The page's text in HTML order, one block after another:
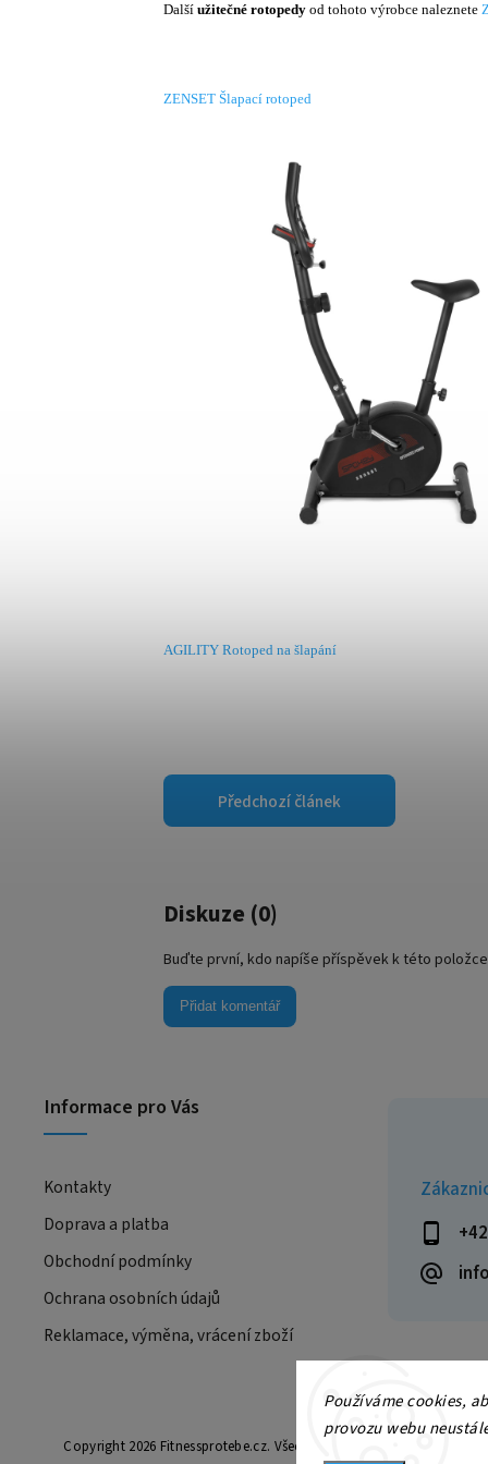
Používáme cookies,
provozu webu
Další užitečné rotopedy od tohoto výrobce naleznete
ZENSET Šlapací rotoped
AGILITY Rotoped na šlapání
Předchozí článek
Diskuze (0)
Buďte první, kdo napíše příspěvek k této
Přidat komentář
Informace pro Vás
Kontakty
Doprava a platba
Obchodní podmínky
Ochrana osobních údajů
Reklamace, výměna, vrácení zboží
Copyright 2026 Fitnessprotebe.cz. Všechna práva vyhrazena.